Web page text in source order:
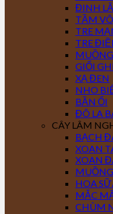
ĐINH
TẦM
TRE
TRE
GIỔI
XẠ ĐEN
NHO
BẦN ỔI
ĐÔ LA
CÂY LÂM
BẠCH
XOAN
XOAN
HOA
MẮC
CHÙM